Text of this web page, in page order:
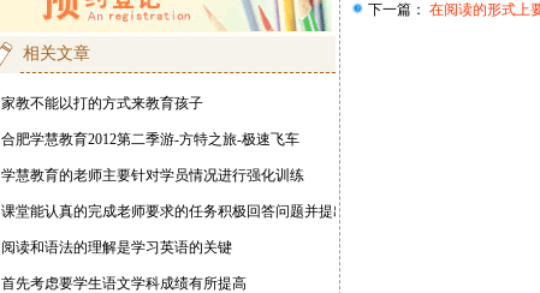
相关文章
家教不能以打的方式来教育孩子
合肥学慧教育2012第二季游-方特之旅-极速飞车
学慧教育的老师主要针对学员情况进行强化训练
课堂能认真的完成老师要求的任务积极回答问题并提出疑问
阅读和语法的理解是学习英语的关键
首先考虑要学生语文学科成绩有所提高
下一篇： 在阅读的形式上